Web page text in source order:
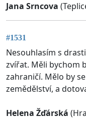
Jana Srncova
#1531
Nesouhlasím s
zvířat. Měli bychom
zahraničí. Mělo by
zemědělství, a
Helena Žďárská